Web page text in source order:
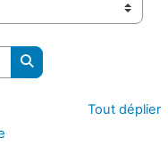
Rechercher des cours
Tout déplier